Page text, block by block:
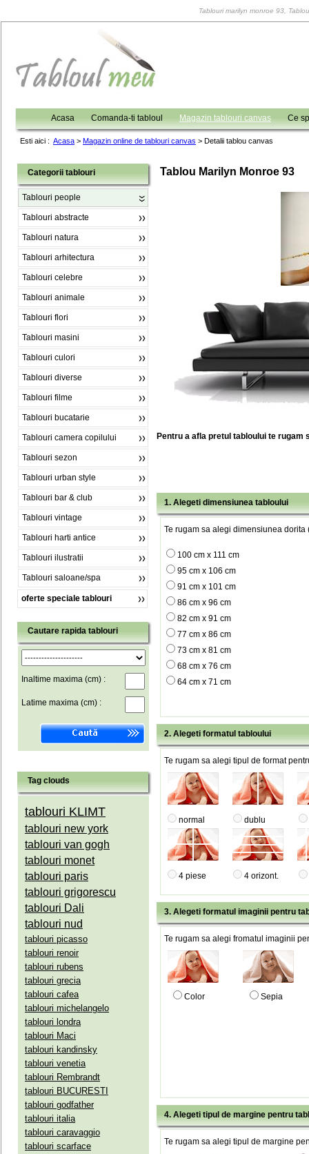
Tablouri marilyn monroe 93,
Acasa Comanda-ti tabloul Magazin tablouri canvas Ce
Esti aici : Acasa > Magazin online de tablouri canvas > Detalii tablou canvas
Categorii tablouri
Tablouri people
Tablouri abstracte
Tablouri natura
Tablouri arhitectura
Tablouri celebre
Tablouri animale
Tablouri flori
Tablouri masini
Tablouri culori
Tablouri diverse
Tablouri filme
Tablouri bucatarie
Tablouri camera copilului
Tablouri sezon
Tablouri urban style
Tablouri bar & club
Tablouri vintage
Tablouri harti antice
Tablouri ilustratii
Tablouri saloane/spa
oferte speciale tablouri
Cautare rapida tablouri
Inaltime maxima (cm) :
Latime maxima (cm) :
Tag clouds
tablouri KLIMT
tablouri new york
tablouri van gogh
tablouri monet
tablouri paris
tablouri grigorescu
tablouri Dali
tablouri nud
tablouri picasso
tablouri renoir
tablouri rubens
tablouri grecia
tablouri cafea
tablouri michelangelo
tablouri londra
tablouri Maci
tablouri kandinsky
tablouri venetia
tablouri Rembrandt
tablouri BUCURESTI
tablouri godfather
tablouri italia
tablouri caravaggio
tablouri scarface
Tablou Marilyn Monroe 93
Pentru a afla pretul tabloului te rugam
1. Alegeti dimensiunea tabloului
Te rugam sa alegi dimensiunea dorita
100 cm x 111 cm
95 cm x 106 cm
91 cm x 101 cm
86 cm x 96 cm
82 cm x 91 cm
77 cm x 86 cm
73 cm x 81 cm
68 cm x 76 cm
64 cm x 71 cm
2. Alegeti formatul tabloului
Te rugam sa alegi tipul de format
normal dublu
4 piese 4 orizont.
3. Alegeti formatul imaginii pentru
Te rugam sa alegi fromatul imaginii
Color Sepia
4. Alegeti tipul de margine pentru
Te rugam sa alegi tipul de margine